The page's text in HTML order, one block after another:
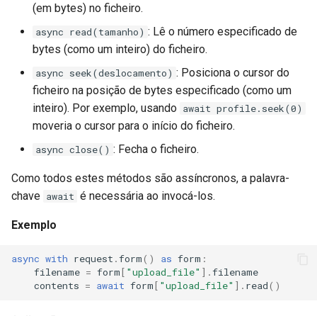
(em bytes) no ficheiro.
async read(tamanho) : Lê o número especificado de
bytes (como um inteiro) do ficheiro.
async seek(deslocamento) : Posiciona o cursor do
ficheiro na posição de bytes especificado (como um
inteiro). Por exemplo, usando await profile.seek(0)
moveria o cursor para o início do ficheiro.
async close() : Fecha o ficheiro.
Como todos estes métodos são assíncronos, a palavra-
chave await é necessária ao invocá-los.
Exemplo
async with request .form() as form :
filename = form[ "upload_file" ] .filename
contents = await form[ "upload_file" ] . read()